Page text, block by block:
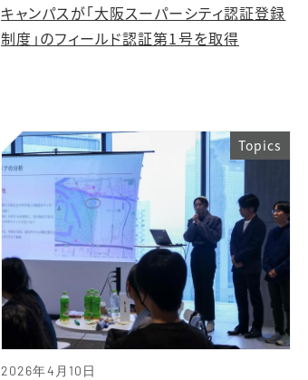
キャンパスが「大阪スーパーシティ認証登録
制度」のフィールド認証第1号を取得
2026年4月10日
Topics